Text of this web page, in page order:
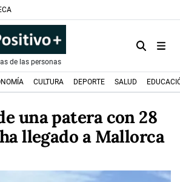
de las personas
CULTURA DEPORTE SALUD
una patera con 28
llegado a Mallorca